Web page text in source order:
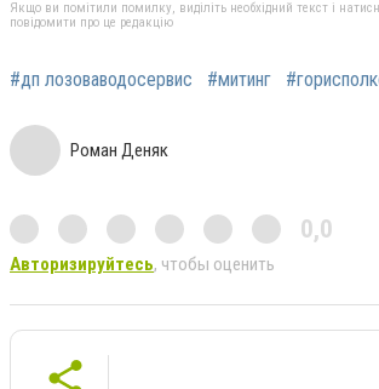
Якщо ви помітили помилку, виділіть необхідний текст і
повідомити про це редакцію
#дп лозоваводосервис #митинг
Роман Деняк
0,0
Авторизируйтесь, чтобы оценить